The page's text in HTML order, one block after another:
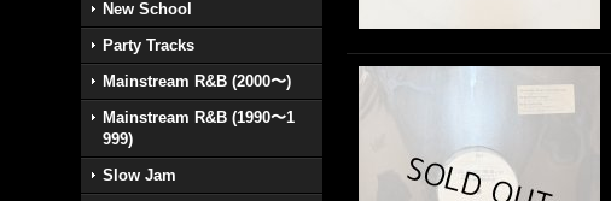
New School
Party Tracks
Mainstream R&B (2000〜)
Mainstream R&B (1990〜1
999)
Slow Jam